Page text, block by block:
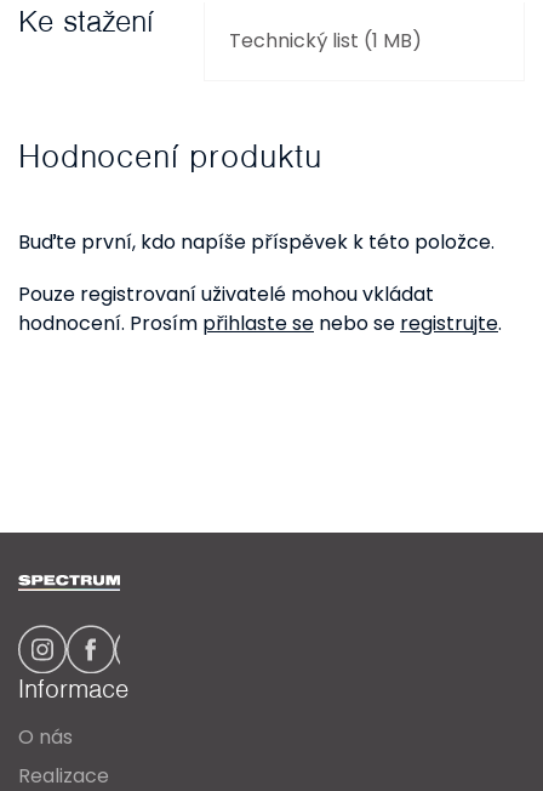
Ke stažení
Technický list (1 MB)
Hodnocení produktu
Buďte první, kdo napíše příspěvek k této položce.
Pouze registrovaní uživatelé mohou vkládat
hodnocení. Prosím přihlaste se nebo se registrujte.
Informace
O nás
Realizace